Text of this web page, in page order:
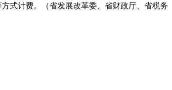
式计费。（省发展改革委、省财政厅、省税务